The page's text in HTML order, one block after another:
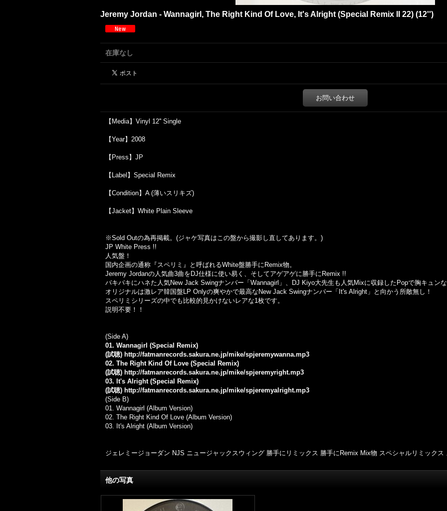
Jeremy Jordan - Wannagirl, The Right Kind Of Love, It's Alright (Special Remix II 22) (12'')
在庫なし
お問い合わせ
【Media】Vinyl 12'' Single
【Year】2008
【Press】JP
【Label】Special Remix
【Condition】A (薄いスリキズ)
【Jacket】White Plain Sleeve
※Sold Outの為再掲載。 (ジャケ写真はこの盤から撮影し直してあります。 )
JP White Press !!
人気盤！
国内企画の通称『スペリミ』と呼ばれるWhite盤勝手にRemix物。
Jeremy Jordanの人気曲3曲をDJ仕様に使い易く、そしてアゲアゲに勝手にRemix !!
バキバキにハネた人気New Jack Swingナンバー「Wannagirl」、DJ Kiyo大先生も人気Mixに収録したPopで胸キュン
オリジナルは激レア韓国盤LP Onlyの爽やかで最高なNew Jack Swingナンバー「It's Alright」と向かう所敵無し！
スペリミシリーズの中でも比較的見かけないレアな1枚です。
説明不要！！
(Side A)
01. Wannagirl (Special Remix)
(試聴) http://fatmanrecords.sakura.ne.jp/mike/spjeremywanna.mp3
02. The Right Kind Of Love (Special Remix)
(試聴) http://fatmanrecords.sakura.ne.jp/mike/spjeremyright.mp3
03. It's Alright (Special Remix)
(試聴) http://fatmanrecords.sakura.ne.jp/mike/spjeremyalright.mp3
(Side B)
01. Wannagirl (Album Version)
02. The Right Kind Of Love (Album Version)
03. It's Alright (Album Version)
ジェレミージョーダン NJS ニュージャックスウィング 勝手にリミックス 勝手にRemix Mix物 スペシャルリミックス
他の写真